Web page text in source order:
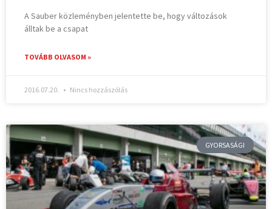
A Sauber közleményben jelentette be, hogy változások
álltak be a csapat
TOVÁBB OLVASOM »
2016.07.20. Nincs hozzászólás
GYORSASÁGI